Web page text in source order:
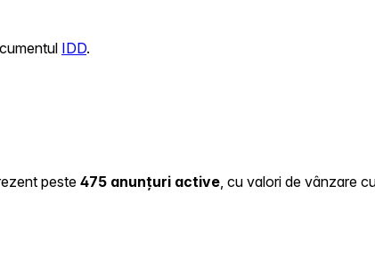
IDD.
peste 475 anunțuri active , cu valori de vânzare